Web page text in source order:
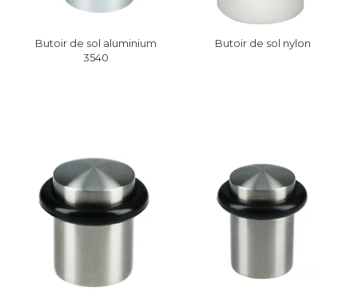
Butoir de sol aluminium
3540
Butoir de sol nylon